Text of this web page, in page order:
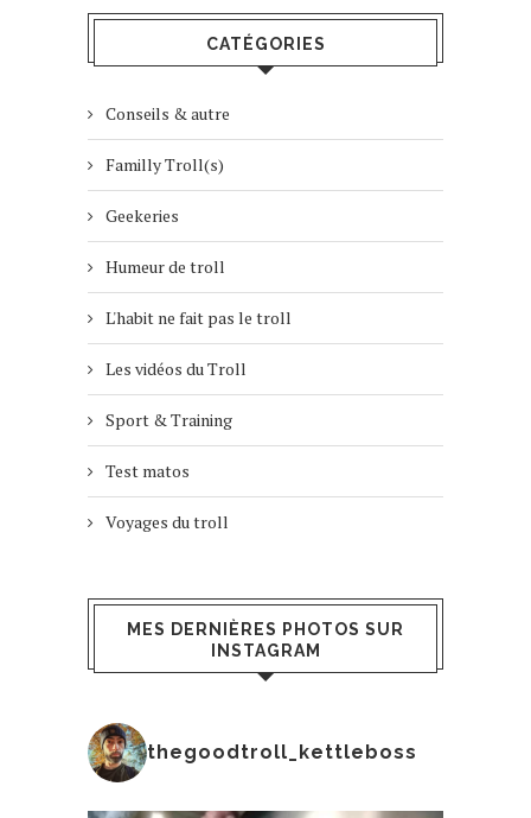
CATÉGORIES
Conseils & autre
Familly Troll(s)
Geekeries
Humeur de troll
L'habit ne fait pas le troll
Les vidéos du Troll
Sport & Training
Test matos
Voyages du troll
MES DERNIÈRES PHOTOS SUR
INSTAGRAM
thegoodtroll_kettleboss